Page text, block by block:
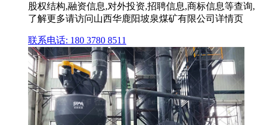
股权结构,融资信息,对外投资,招聘信息,商标信息等查询,
了解更多请访问山西华鹿阳坡泉煤矿有限公司详情页
联系电话: 180 3780 8511